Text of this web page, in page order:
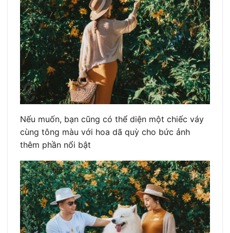
Nếu muốn, bạn cũng có thể diện một chiếc váy
cùng tông màu với hoa dã quỳ cho bức ảnh
thêm phần nổi bật